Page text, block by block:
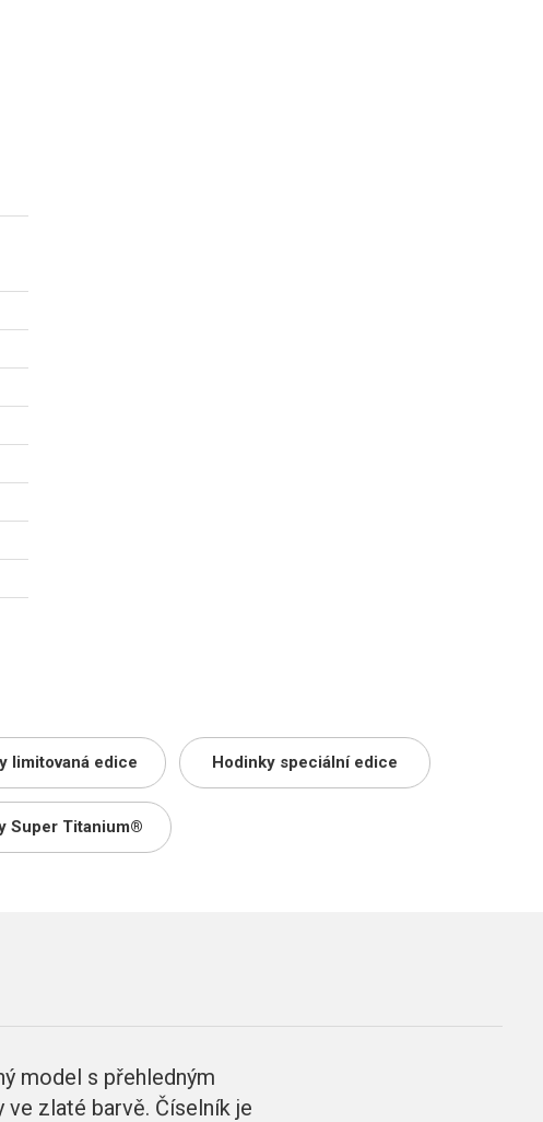
limitovaná edice Hodinky speciální edice
Super Titanium®
model s přehledným
ve zlaté barvě. Číselník je